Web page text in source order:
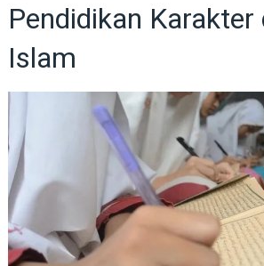
Pendidikan Karakter
Islam